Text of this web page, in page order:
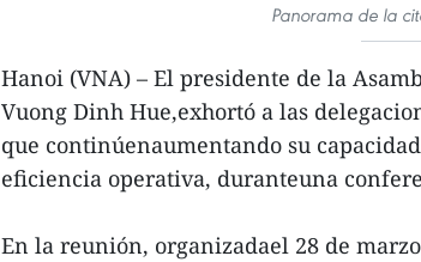
Panorama de la
Hanoi (VNA) – El presidente de la
Vuong Dinh Hue,exhortó a las
que continúenaumentando su
eficiencia operativa, duranteuna
En la reunión, organizadael 28 de